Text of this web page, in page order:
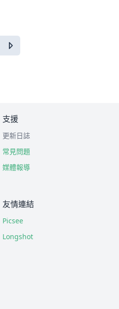
支援
更新日誌
常見問題
媒體報導
友情連結
Picsee
Longshot